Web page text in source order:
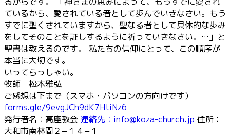
ているから、愛されている者として歩んでいきなさい。もう
すでに聖くされていますから、聖なる者として具体的な歩み
をしてそのことを証しするように祈っていきなさい。…」と
聖書は教えるのです。 私たちの信仰にとって、この順序が
本当に大切です。
いってらっしゃい。
牧師 松本雅弘
ご感想は下まで（スマホ・パソコンの方向けです）
forms.gle/9evgJCh9dK7HtiNz6
発行者名：高座教会 連絡先：info@koza-church.jp 住所：
大和市南林間２−１４−１